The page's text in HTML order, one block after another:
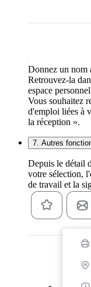
Donnez un nom
Retrouvez-la
espace
Vous souhaitez
d'emploi liées à
la réception ».
7. Autres
Depuis le détail
votre sélection,
de travail et la